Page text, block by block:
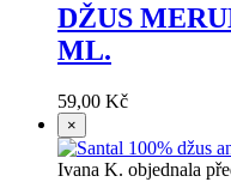
DŽUS
ML.
59,00 Kč
×
Ivana K. objednala